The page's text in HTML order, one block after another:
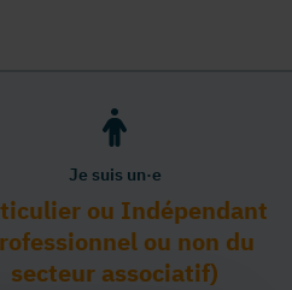
Je suis un·e
ou Indépendant
ou non du
secteur associatif)